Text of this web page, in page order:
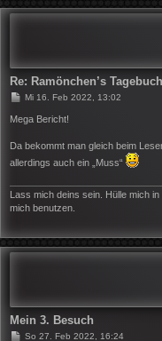
Re: Ramönchen’s Tagebuch
B
i
a
g
Mi 16. Feb 2022, 13:02
Mega Bericht!
Da bekommt man gleich beim
allerdings auch ein „Muss“
Lass mich deins sein. Hülle mich
mich benutzen.
Mein 3. Besuch
BSo 27. Feb 2022, 16:24